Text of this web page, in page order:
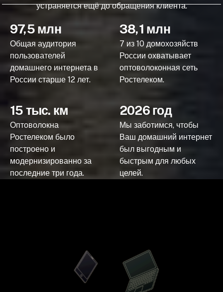
устраняется ещё до обращения клиента.
97,5 млн
Общая аудитория
пользователей
домашнего интернета в
России старше 12 лет.
38,1 млн
7 из 10 домохозяйств
России охватывает
оптоволоконная сеть
Ростелеком.
15 тыс. км
Оптоволокна
Ростелеком было
построено и
модернизированно за
последние три года.
2026 год
Мы заботимся, чтобы
Ваш домашний интернет
был выгодным и
быстрым для любых
целей.